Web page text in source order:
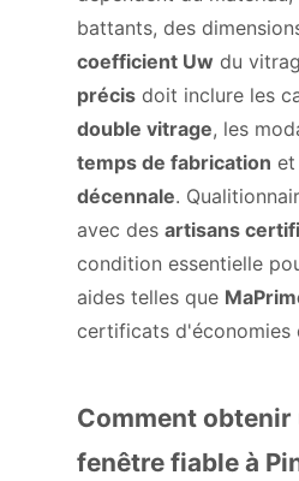
battants, des
coefficient Uw du
précis doit inclure les
double vitrage, les
temps de fabrication et
décennale.
avec des artisans
condition essentielle
aides telles que
certificats d'économies
Comment obtenir
fenêtre fiable à